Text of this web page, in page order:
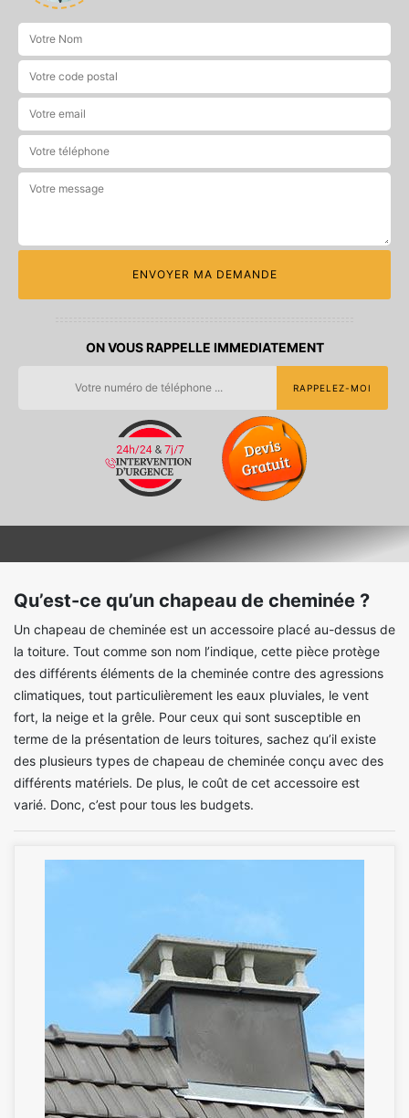
ON VOUS RAPPELLE IMMEDIATEMENT
Qu’est-ce qu’un chapeau de cheminée ?
Un chapeau de cheminée est un accessoire placé au-dessus de
la toiture. Tout comme son nom l’indique, cette pièce protège
des différents éléments de la cheminée contre des agressions
climatiques, tout particulièrement les eaux pluviales, le vent
fort, la neige et la grêle. Pour ceux qui sont susceptible en
terme de la présentation de leurs toitures, sachez qu’il existe
des plusieurs types de chapeau de cheminée conçu avec des
différents matériels. De plus, le coût de cet accessoire est
varié. Donc, c’est pour tous les budgets.